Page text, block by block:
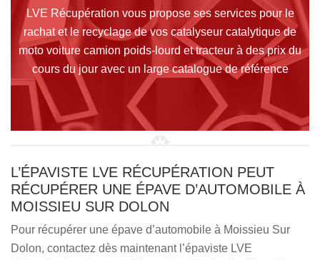
LVE Récupération vous propose ses services pour le
rachat et le recyclage de vos catalyseur catalytique de
moto voiture camion poids-lourd et tracteur à des prix du
cours du jour avec un large catalogue de référence
L’ÉPAVISTE LVE RÉCUPÉRATION PEUT
RÉCUPÉRER UNE ÉPAVE D’AUTOMOBILE À
MOISSIEU SUR DOLON
Pour récupérer une épave d’automobile à Moissieu Sur
Dolon, contactez dès maintenant l’épaviste LVE